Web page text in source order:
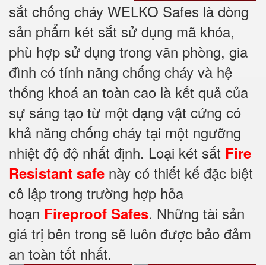
sắt chống cháy WELKO Safes là dòng
sản phẩm két sắt sử dụng mã khóa,
phù hợp sử dụng trong văn phòng, gia
đình có tính năng chống cháy và hệ
thống khoá an toàn cao là kết quả của
sự sáng tạo từ một dạng vật cứng có
khả năng chống cháy tại một ngưỡng
nhiệt độ độ nhất định. Loại két sắt Fire
Resistant safe này có thiết kế đặc biệt
cô lập trong trường hợp hỏa
hoạn Fireproof Safes. Những tài sản
giá trị bên trong sẽ luôn được bảo đảm
an toàn tốt nhất.